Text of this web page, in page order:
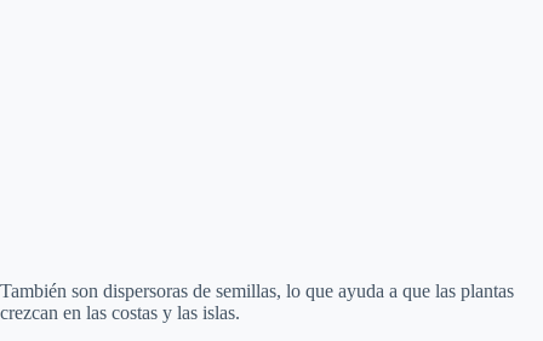
También son dispersoras de semillas, lo que ayuda a que las plantas
crezcan en las costas y las islas.